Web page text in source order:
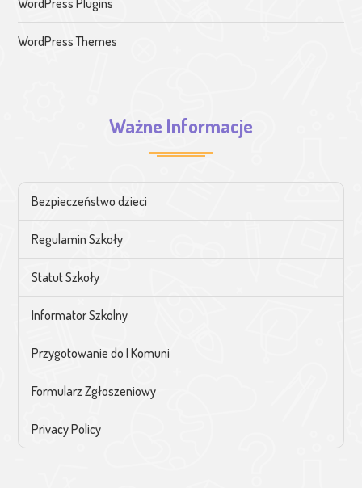
WordPress Plugins
WordPress Themes
Ważne Informacje
Bezpieczeństwo dzieci
Regulamin Szkoły
Statut Szkoły
Informator Szkolny
Przygotowanie do I Komuni
Formularz Zgłoszeniowy
Privacy Policy